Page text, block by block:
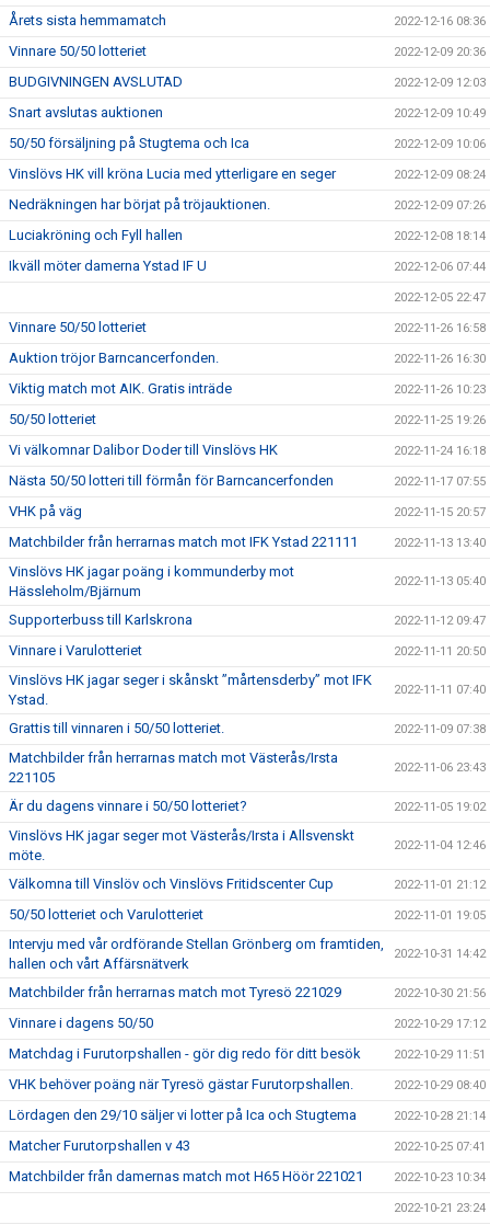
Årets sista hemmamatch 2022-12-16 08:36
Vinnare 50/50 lotteriet 2022-12-09 20:36
BUDGIVNINGEN AVSLUTAD 2022-12-09 12:03
Snart avslutas auktionen 2022-12-09 10:49
50/50 försäljning på Stugtema och Ica 2022-12-09 10:06
Vinslövs HK vill kröna Lucia med ytterligare en seger 2022-12-09 08:24
Nedräkningen har börjat på tröjauktionen. 2022-12-09 07:26
Luciakröning och Fyll hallen 2022-12-08 18:14
Ikväll möter damerna Ystad IF U 2022-12-06 07:44
2022-12-05 22:47
Vinnare 50/50 lotteriet 2022-11-26 16:58
Auktion tröjor Barncancerfonden. 2022-11-26 16:30
Viktig match mot AIK. Gratis inträde 2022-11-26 10:23
50/50 lotteriet 2022-11-25 19:26
Vi välkomnar Dalibor Doder till Vinslövs HK 2022-11-24 16:18
Nästa 50/50 lotteri till förmån för Barncancerfonden 2022-11-17 07:55
VHK på väg 2022-11-15 20:57
Matchbilder från herrarnas match mot IFK Ystad 221111 2022-11-13 13:40
Vinslövs HK jagar poäng i kommunderby mot
Hässleholm/Bjärnum
2022-11-13 05:40
Supporterbuss till Karlskrona 2022-11-12 09:47
Vinnare i Varulotteriet 2022-11-11 20:50
Vinslövs HK jagar seger i skånskt ”mårtensderby” mot IFK
Ystad.
2022-11-11 07:40
Grattis till vinnaren i 50/50 lotteriet. 2022-11-09 07:38
Matchbilder från herrarnas match mot Västerås/Irsta
221105
2022-11-06 23:43
Är du dagens vinnare i 50/50 lotteriet? 2022-11-05 19:02
Vinslövs HK jagar seger mot Västerås/Irsta i Allsvenskt
möte.
2022-11-04 12:46
Välkomna till Vinslöv och Vinslövs Fritidscenter Cup 2022-11-01 21:12
50/50 lotteriet och Varulotteriet 2022-11-01 19:05
Intervju med vår ordförande Stellan Grönberg om framtiden,
hallen och vårt Affärsnätverk
2022-10-31 14:42
Matchbilder från herrarnas match mot Tyresö 221029 2022-10-30 21:56
Vinnare i dagens 50/50 2022-10-29 17:12
Matchdag i Furutorpshallen - gör dig redo för ditt besök 2022-10-29 11:51
VHK behöver poäng när Tyresö gästar Furutorpshallen. 2022-10-29 08:40
Lördagen den 29/10 säljer vi lotter på Ica och Stugtema 2022-10-28 21:14
Matcher Furutorpshallen v 43 2022-10-25 07:41
Matchbilder från damernas match mot H65 Höör 221021 2022-10-23 10:34
2022-10-21 23:24